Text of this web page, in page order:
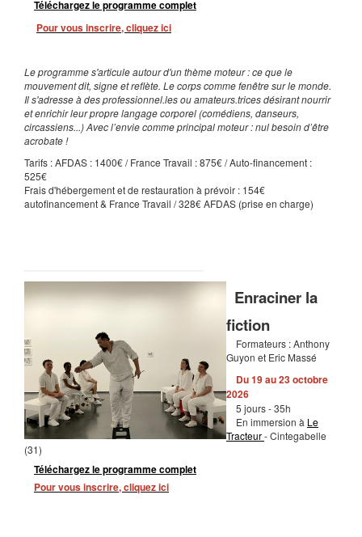
Téléchargez le programme complet
Pour vous inscrire, cliquez ici
Le programme s'articule autour d'un thème moteur : ce que le
mouvement dit, signe etreflète. Le corps comme fenêtre sur le monde.
Il s'adresse à des professionnel.les ouamateurs.trices désirant nourrir
et enrichir leur propre langage corporel (comédiens, danseurs,
circassiens...) Avec l’enviecomme principal moteur : nul besoin d’être
acrobate !
Tarifs : AFDAS : 1400€ / France Travail : 875€ / Auto-financement :
525€
Frais d'hébergement et de restauration à prévoir : 154€
autofinancement & France Travail / 328€ AFDAS (prise en charge)
Enraciner la
fiction
Formateurs : Anthony
Guyon et Eric Massé
Du 19 au 23 octobre
2026
5 jours - 35h
En immersion à Le
Tracteur- Cintegabelle
(31)
Téléchargez le programme complet
Pour vous inscrire, cliquez ici